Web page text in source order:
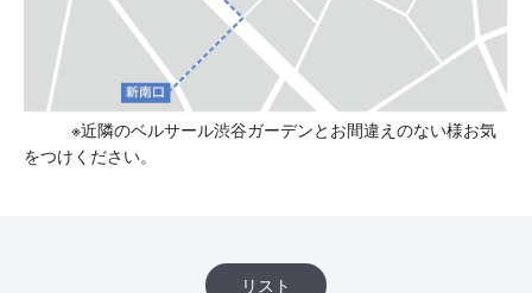
※近隣のベルサール渋谷ガーデンとお間違えのない様お気
をつけください。
リスト